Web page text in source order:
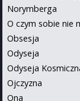
Norymberga
O czym sobie nie
Obsesja
Odyseja
Odyseja
Ojczyzna
Ona